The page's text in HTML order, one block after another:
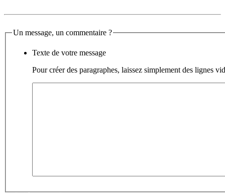
Un message, un commentaire ?
Texte de votre message
Pour créer des paragraphes, laissez simplement des lignes